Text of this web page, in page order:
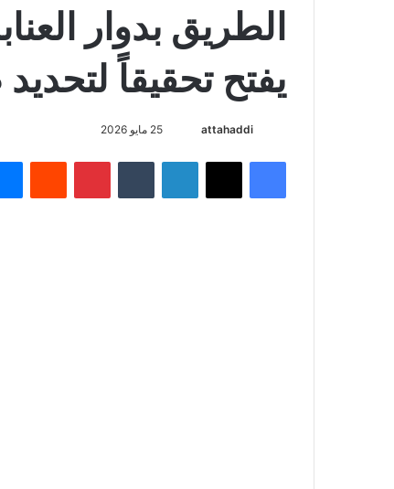
الطريق بدوار
يفتح تحقيقاً
attahaddi
ل
25 مايو 2026
فيسبوك لينكدإن بينتيريست